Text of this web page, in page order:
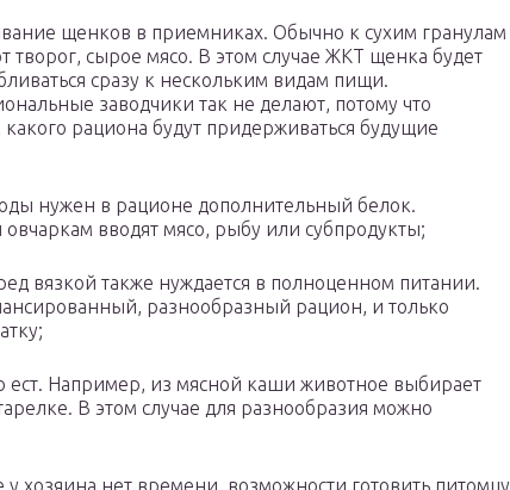
щенков в приемниках. Обычно к сухим гранулам
творог, сырое мясо. В этом случае ЖКТ щенка будет
сразу к нескольким видам пищи.
заводчики так не делают, потому что
рациона будут придерживаться будущие
нужен в рационе дополнительный белок.
вводят мясо, рыбу или субпродукты;
вязкой также нуждается в полноценном питании.
разнообразный рацион, и только
ест. Например, из мясной каши животное выбирает
В этом случае для разнообразия можно
хозяина нет времени, возможности готовить питомцу